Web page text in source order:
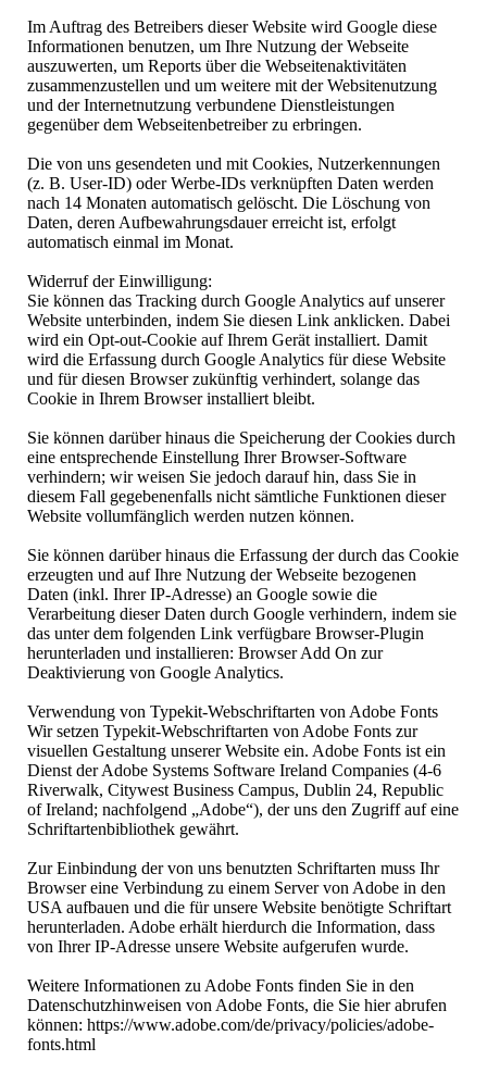
Im Auftrag des Betreibers dieser Website wird Google diese
Informationen benutzen, um Ihre Nutzung der Webseite
auszuwerten, um Reports über die Webseitenaktivitäten
zusammenzustellen und um weitere mit der Websitenutzung
und der Internetnutzung verbundene Dienstleistungen
gegenüber dem Webseitenbetreiber zu erbringen.
Die von uns gesendeten und mit Cookies, Nutzerkennungen
(z. B. User-ID) oder Werbe-IDs verknüpften Daten werden
nach 14 Monaten automatisch gelöscht. Die Löschung von
Daten, deren Aufbewahrungsdauer erreicht ist, erfolgt
automatisch einmal im Monat.
Widerruf der Einwilligung:
Sie können das Tracking durch Google Analytics auf unserer
Website unterbinden, indem Sie diesen Link anklicken. Dabei
wird ein Opt-out-Cookie auf Ihrem Gerät installiert. Damit
wird die Erfassung durch Google Analytics für diese Website
und für diesen Browser zukünftig verhindert, solange das
Cookie in Ihrem Browser installiert bleibt.
Sie können darüber hinaus die Speicherung der Cookies durch
eine entsprechende Einstellung Ihrer Browser-Software
verhindern; wir weisen Sie jedoch darauf hin, dass Sie in
diesem Fall gegebenenfalls nicht sämtliche Funktionen dieser
Website vollumfänglich werden nutzen können.
Sie können darüber hinaus die Erfassung der durch das Cookie
erzeugten und auf Ihre Nutzung der Webseite bezogenen
Daten (inkl. Ihrer IP-Adresse) an Google sowie die
Verarbeitung dieser Daten durch Google verhindern, indem sie
das unter dem folgenden Link verfügbare Browser-Plugin
herunterladen und installieren: Browser Add On zur
Deaktivierung von Google Analytics.
Verwendung von Typekit-Webschriftarten von Adobe Fonts
Wir setzen Typekit-Webschriftarten von Adobe Fonts zur
visuellen Gestaltung unserer Website ein. Adobe Fonts ist ein
Dienst der Adobe Systems Software Ireland Companies (4-6
Riverwalk, Citywest Business Campus, Dublin 24, Republic
of Ireland; nachfolgend „Adobe“), der uns den Zugriff auf eine
Schriftartenbibliothek gewährt.
Zur Einbindung der von uns benutzten Schriftarten muss Ihr
Browser eine Verbindung zu einem Server von Adobe in den
USA aufbauen und die für unsere Website benötigte Schriftart
herunterladen. Adobe erhält hierdurch die Information, dass
von Ihrer IP-Adresse unsere Website aufgerufen wurde.
Weitere Informationen zu Adobe Fonts finden Sie in den
Datenschutzhinweisen von Adobe Fonts, die Sie hier abrufen
können: https://www.adobe.com/de/privacy/policies/adobe-
fonts.html